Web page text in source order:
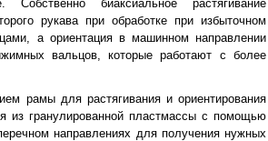
биаксиальное растягивание
рукава при обработке при избыточном
а ориентация в машинном направлении
вальцов, которые работают с более
рамы для растягивания и ориентирования
из гранулированной пластмассы с помощью
направлениях для получения нужных